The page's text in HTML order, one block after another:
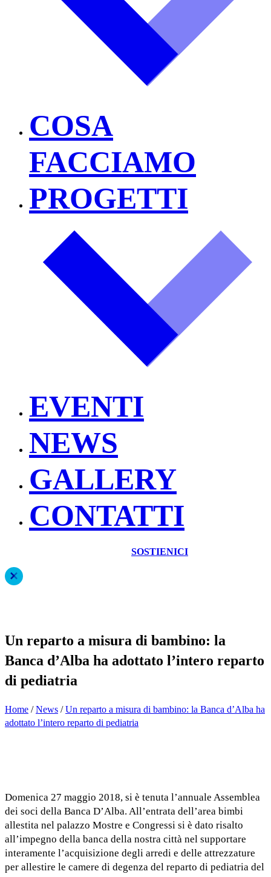
COSA
FACCIAMO
PROGETTI
EVENTI
NEWS
GALLERY
CONTATTI
SOSTIENICI
Un reparto a misura di bambino: la
Banca d’Alba ha adottato l’intero reparto
di pediatria
Home /News /Un reparto a misura di bambino: la Banca d’Alba ha
adottato l’intero reparto di pediatria
Domenica 27 maggio 2018, si è tenuta l’annuale Assemblea
dei soci della Banca D’Alba. All’entrata dell’area bimbi
allestita nel palazzo Mostre e Congressi si è dato risalto
all’impegno della banca della nostra città nel supportare
interamente l’acquisizione degli arredi e delle attrezzature
per allestire le camere di degenza del reparto di pediatria del